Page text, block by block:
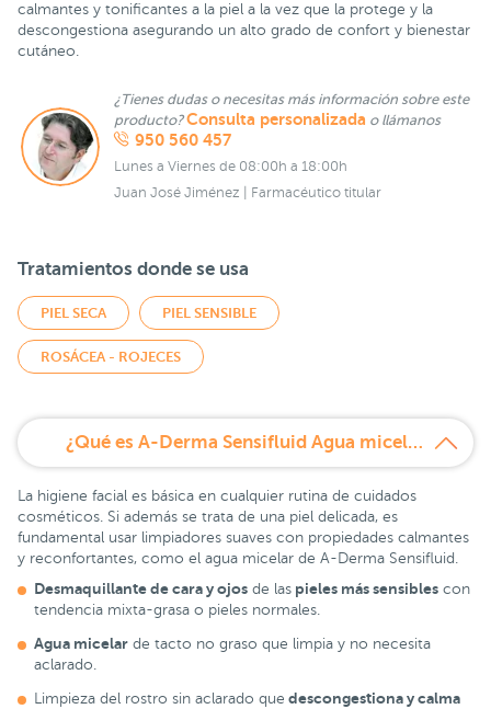
calmantes y tonificantes a la piel a la vez que la protege y la
descongestiona asegurando un alto grado de confort y bienestar
cutáneo.
¿Tienes dudas o necesitas más información sobre este
producto?Consulta personalizada o llámanos
950 560 457
Lunes a Viernes de 08:00h a 18:00h
Juan José Jiménez | Farmacéutico titular
Tratamientos donde se usa
PIEL SECA PIEL SENSIBLE
ROSÁCEA - ROJECES
¿Qué es A-Derma Sensifluid Agua micelar desmaquillante 500 ml?
La higiene facial es básica en cualquier rutina de cuidados
cosméticos. Si además se trata de una piel delicada, es
fundamental usar limpiadores suaves con propiedades calmantes
y reconfortantes, como el agua micelar de A-Derma Sensifluid.
Desmaquillante de cara y ojos de las pieles más sensibles con
tendencia mixta-grasa o pieles normales.
Agua micelar de tacto no graso que limpia y no necesita
aclarado.
Limpieza del rostro sin aclarado que descongestiona y calma